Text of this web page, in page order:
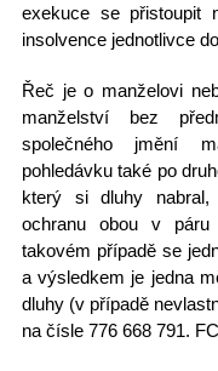
exekuce se přistoupit
insolvence jednotlivce
Řeč je o manželovi
manželství bez
společného jmění
pohledávku také po
který si dluhy
ochranu obou v
takovém případě se
a výsledkem je jedna
dluhy (v případě
na čísle 776 668 791.